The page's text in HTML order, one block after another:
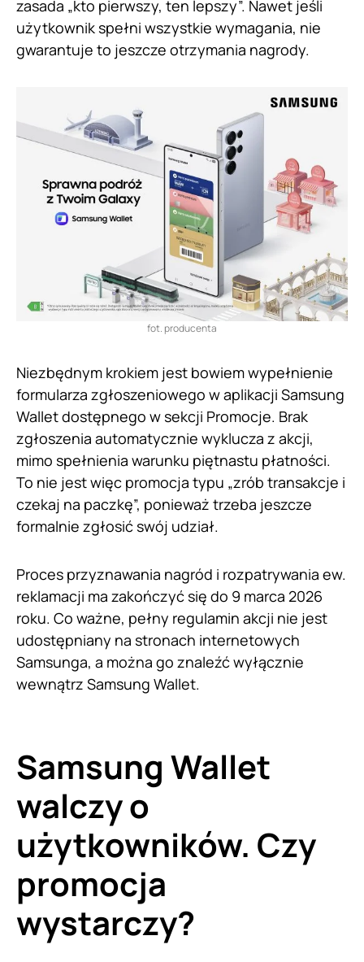
zasada „kto pierwszy, ten lepszy”. Nawet jeśli
użytkownik spełni wszystkie wymagania, nie
gwarantuje to jeszcze otrzymania nagrody.
fot. producenta
Niezbędnym krokiem jest bowiem wypełnienie
formularza zgłoszeniowego w aplikacji Samsung
Wallet dostępnego w sekcji Promocje. Brak
zgłoszenia automatycznie wyklucza z akcji,
mimo spełnienia warunku piętnastu płatności.
To nie jest więc promocja typu „zrób transakcje i
czekaj na paczkę”, ponieważ trzeba jeszcze
formalnie zgłosić swój udział.
Proces przyznawania nagród i rozpatrywania ew.
reklamacji ma zakończyć się do 9 marca 2026
roku. Co ważne, pełny regulamin akcji nie jest
udostępniany na stronach internetowych
Samsunga, a można go znaleźć wyłącznie
wewnątrz Samsung Wallet.
Samsung Wallet
walczy o
użytkowników. Czy
promocja
wystarczy?